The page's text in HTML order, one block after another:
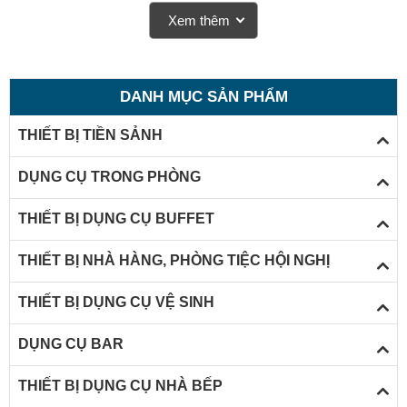
xây đựng được một quầy bar sang trọng và đẳng cấp
Xem thêm
DANH MỤC SẢN PHẨM
THIẾT BỊ TIỀN SẢNH
DỤNG CỤ TRONG PHÒNG
THIẾT BỊ DỤNG CỤ BUFFET
THIẾT BỊ NHÀ HÀNG, PHÒNG TIỆC HỘI NGHỊ
THIẾT BỊ DỤNG CỤ VỆ SINH
DỤNG CỤ BAR
THIẾT BỊ DỤNG CỤ NHÀ BẾP